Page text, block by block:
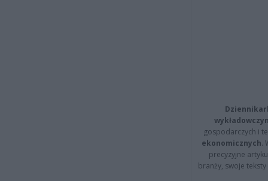
gospodarczych i
ekonomicznych.
precyzyjne
branży, swoje